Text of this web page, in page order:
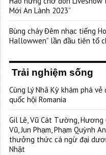
Mới An Lành 2023”
Bùng cháy Đêm nhạc tiếng
Hallowwen” lần đầu tiên tổ
Trải nghiệm sống
Cùng Lý Nhã Kỳ khám phá vẻ
quốc hội Romania
Gil Lê, Vũ Cát Tường, Hương
Vũ, Jun Phạm, Phạm Quỳnh
thưởng thức cá ngừ đại
Nhật